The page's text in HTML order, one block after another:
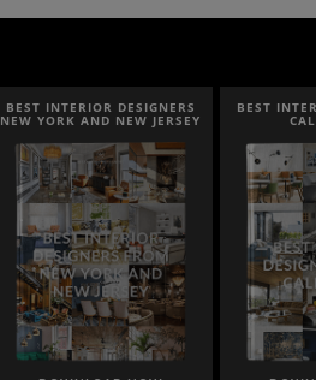
BEST INTERIOR DESIGNERS
NEW YORK AND NEW JERSEY
BEST